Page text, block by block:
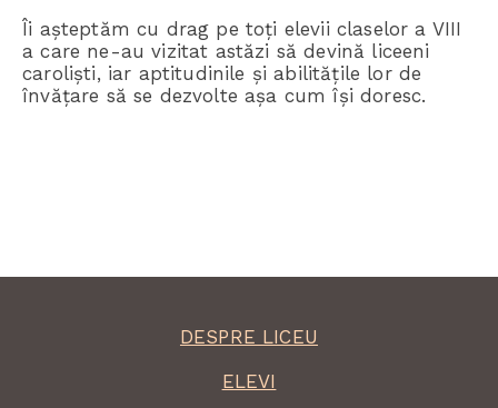
Îi așteptăm cu drag pe toți elevii claselor a VIII
a care ne-au vizitat astăzi să devină liceeni
caroliști, iar aptitudinile și abilitățile lor de
învățare să se dezvolte așa cum își doresc.
DESPRE LICEU
ELEVI